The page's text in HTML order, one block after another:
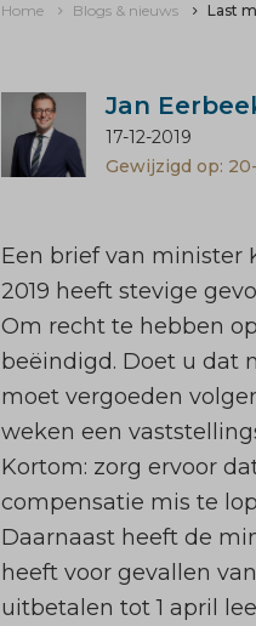
Home Blogs & nieuws Last
Jan
17-12-2019
Gewijzigd op:
Een brief van minister
2019 heeft stevige
Om recht te hebben
beëindigd. Doet u dat
moet vergoeden
weken een
Kortom: zorg ervoor
compensatie mis te
Daarnaast heeft de
heeft voor gevallen
uitbetalen tot 1 april